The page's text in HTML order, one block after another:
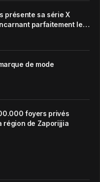
présente sa série X
parfaitement le
de la marque
de mode
foyers privés
région de Zaporijjia